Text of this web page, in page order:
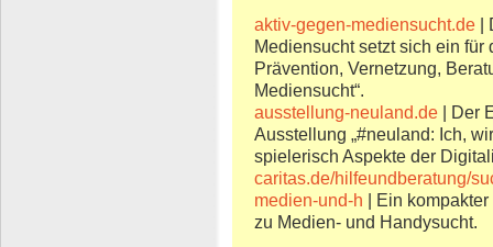
aktiv-gegen-mediensucht.de |
Mediensucht setzt sich ein für
Prävention, Vernetzung,
Mediensucht“.
ausstellung-neuland.de | Der
Ausstellung „#neuland: Ich,
spielerisch Aspekte der
caritas.de/hilfeundberatung/
medien-und-h | Ein
zu Medien- und Handysucht.